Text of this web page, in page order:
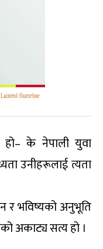
के नेपाली युवा
उनीहरूलाई त्यता
र भविष्यको अनुभूति
अकाट्य सत्य हो ।